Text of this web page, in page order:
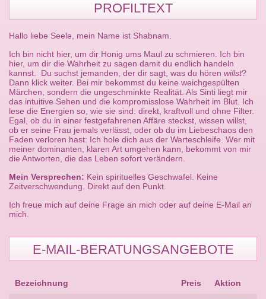
PROFILTEXT
Hallo liebe Seele, mein Name ist Shabnam.
Ich bin nicht hier, um dir Honig ums Maul zu schmieren. Ich bin
hier, um dir die Wahrheit zu sagen damit du endlich handeln
kannst. Du suchst jemanden, der dir sagt, was du hören willst?
Dann klick weiter. Bei mir bekommst du keine weichgespülten
Märchen, sondern die ungeschminkte Realität. Als Sinti liegt mir
das intuitive Sehen und die kompromisslose Wahrheit im Blut. Ich
lese die Energien so, wie sie sind: direkt, kraftvoll und ohne Filter.
Egal, ob du in einer festgefahrenen Affäre steckst, wissen willst,
ob er seine Frau jemals verlässt, oder ob du im Liebeschaos den
Faden verloren hast: Ich hole dich aus der Warteschleife. Wer mit
meiner dominanten, klaren Art umgehen kann, bekommt von mir
die Antworten, die das Leben sofort verändern.
Mein Versprechen: Kein spirituelles Geschwafel. Keine
Zeitverschwendung. Direkt auf den Punkt.
Ich freue mich auf deine Frage an mich oder auf deine E-Mail an
mich.
E-MAIL-BERATUNGSANGEBOTE
Bezeichnung Preis Aktion